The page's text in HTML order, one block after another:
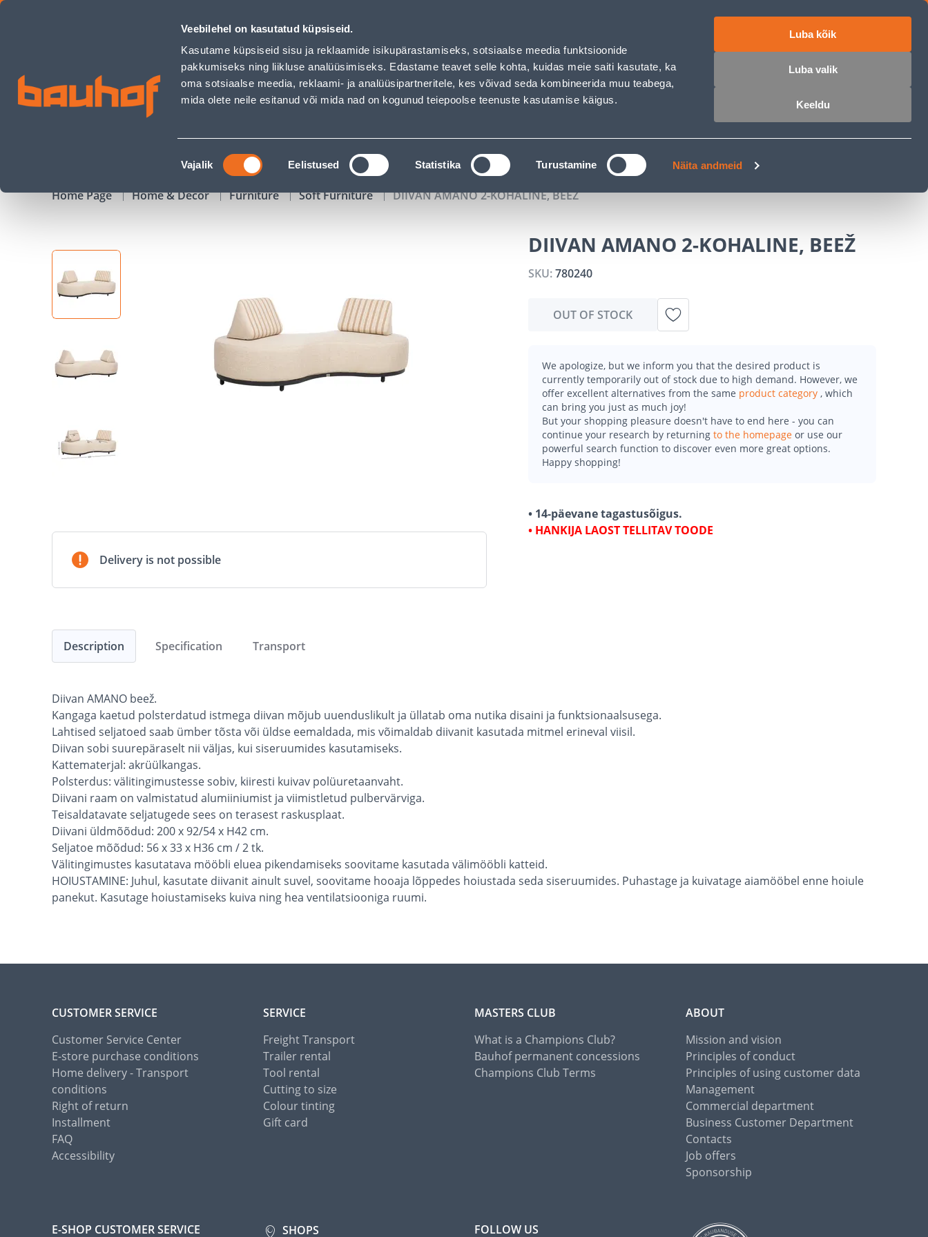
Veebilehel on kasutatud küpsiseid.
Kasutame küpsiseid sisu ja reklaamide isikupärastamiseks, sotsiaalse meedia funktsioonide
pakkumiseks ning liikluse analüüsimiseks. Edastame teavet selle kohta, kuidas meie saiti kasutate, ka
oma sotsiaalse meedia, reklaami- ja analüüsipartneritele, kes võivad seda kombineerida muu teabega,
mida olete neile esitanud või mida nad on kogunud teiepoolse teenuste kasutamise käigus.
Nõusoleku
valik
Vajalik Eelistused Statistika Turustamine Näita andmeid
Luba kõik
Luba valik
Keeldu
DIIVAN AMANO 2-KOHALINE, BEEŽ - Bauhof has loaded
Business Service Center Customer Service Services Job offers
SEARCH
CAMPAIGNS CATALOGS TOOL RENTAL MASTERS CLUB
Home Page Home & Decor Furniture Soft Furniture DIIVAN AMANO 2-KOHALINE, BEEŽ
Delivery is not possible
DIIVAN AMANO 2-KOHALINE, BEEŽ
SKU:780240
OUT OF STOCK
We apologize, but we inform you that the desired product is
currently temporarily out of stock due to high demand. However, we
offer excellent alternatives from the same product category , which
can bring you just as much joy!
But your shopping pleasure doesn't have to end here - you can
continue your research by returning to the homepage or use our
powerful search function to discover even more great options.
Happy shopping!
• 14-päevane tagastusõigus.
• HANKIJA LAOST TELLITAV TOODE
Description
Diivan AMANO beež.
Kangaga kaetud polsterdatud istmega diivan mõjub uuenduslikult ja üllatab oma nutika disaini ja funktsionaalsusega.
Lahtised seljatoed saab ümber tõsta või üldse eemaldada, mis võimaldab diivanit kasutada mitmel erineval viisil.
Diivan sobi suurepäraselt nii väljas, kui siseruumides kasutamiseks.
Kattematerjal: akrüülkangas.
Polsterdus: välitingimustesse sobiv, kiiresti kuivav polüuretaanvaht.
Diivani raam on valmistatud alumiiniumist ja viimistletud pulbervärviga.
Teisaldatavate seljatugede sees on terasest raskusplaat.
Diivani üldmõõdud: 200 x 92/54 x H42 cm.
Seljatoe mõõdud: 56 x 33 x H36 cm / 2 tk.
Välitingimustes kasutatava mööbli eluea pikendamiseks soovitame kasutada välimööbli katteid.
HOIUSTAMINE: Juhul, kasutate diivanit ainult suvel, soovitame hooaja lõppedes hoiustada seda siseruumides. Puhastage ja kuivatage aiamööbel enne hoiule
panekut. Kasutage hoiustamiseks kuiva ning hea ventilatsiooniga ruumi.
Specification Transport
CUSTOMER SERVICE
Customer Service Center
E-store purchase conditions
Home delivery - Transport
conditions
Right of return
Installment
FAQ
Accessibility
SERVICE
Freight Transport
Trailer rental
Tool rental
Cutting to size
Colour tinting
Gift card
MASTERS CLUB
What is a Champions Club?
Bauhof permanent concessions
Champions Club Terms
ABOUT
Mission and vision
Principles of conduct
Principles of using customer data
Management
Commercial department
Business Customer Department
Contacts
Job offers
Sponsorship
E-SHOP CUSTOMER SERVICE SHOPS FOLLOW US